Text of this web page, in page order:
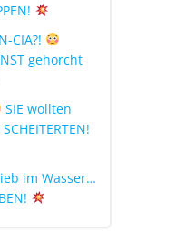
CIA?!
gehorcht
SIE wollten
im Wasser…